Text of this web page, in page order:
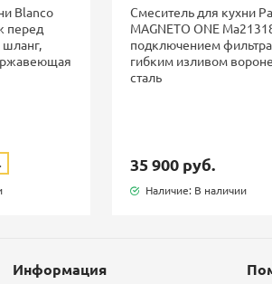
Blanco
перед
Смеситель для кухни
MAGNETO ONE
подключением
гибким изливом
сталь
35 900 руб.
Наличие: В наличии
Информация